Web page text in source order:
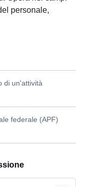
personale,
di un'attività
federale (APF)